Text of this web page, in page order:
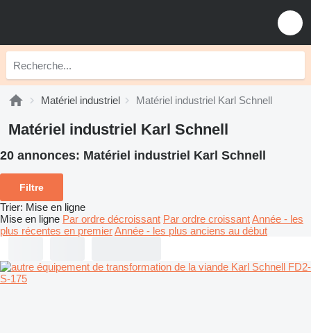
Matériel industriel Matériel industriel Karl Schnell
Matériel industriel Karl Schnell
20 annonces: Matériel industriel Karl Schnell
Filtre
Trier: Mise en ligne
Mise en ligne Par ordre décroissant Par ordre croissantAnnée - les
plus récentes en premierAnnée - les plus anciens au début